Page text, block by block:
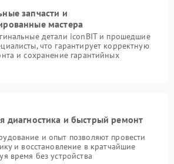
запчасти и
мастера
детали iconBIT и прошедшие
что гарантирует корректную
и сохранение гарантийных
диагностика и быстрый ремонт
и опыт позволяют провести
и восстановление в кратчайшие
время без устройства